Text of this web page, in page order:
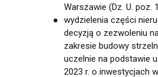
Warszawie (Dz. U. poz.
wydzielenia części
decyzją o zezwoleniu
zakresie budowy
uczelnie na podstawie
2023 r. o inwestycjach